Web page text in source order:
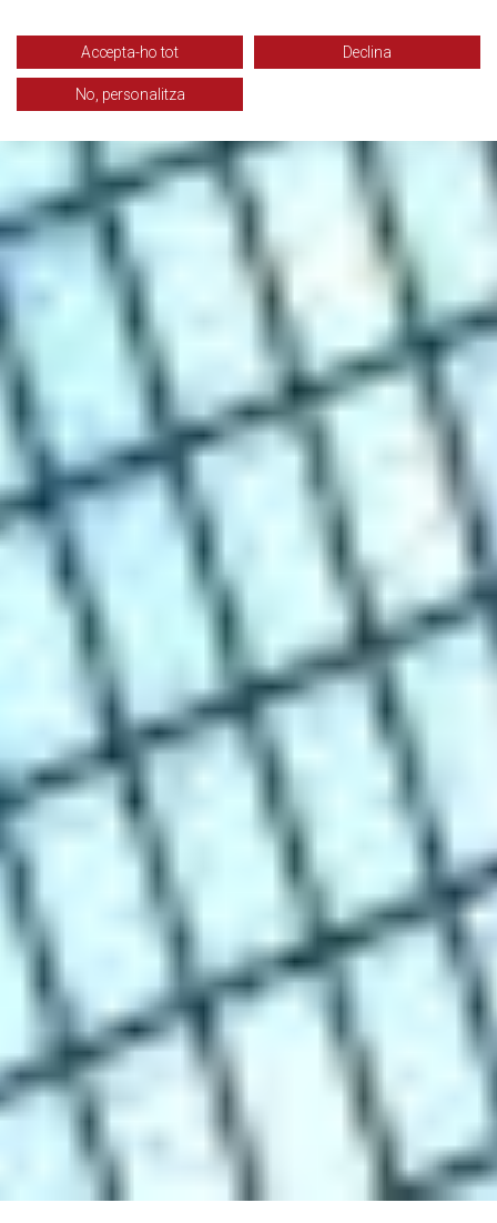
Accepta-ho tot Declina
No, personalitza